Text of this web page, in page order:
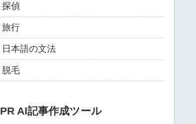
探偵
旅行
日本語の文法
脱毛
PR AI記事作成ツール